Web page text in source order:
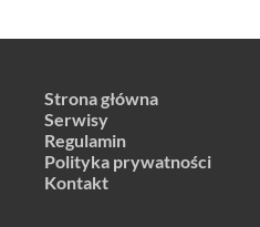
Strona główna
Serwisy
Regulamin
Polityka prywatności
Kontakt